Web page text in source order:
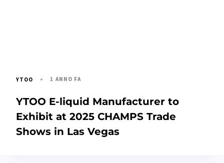
YTOO 1 ANNO FA
YTOO E-liquid Manufacturer to
Exhibit at 2025 CHAMPS Trade
Shows in Las Vegas